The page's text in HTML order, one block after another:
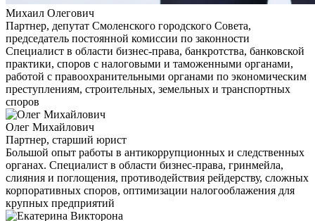
Михаил Олегович
Партнер, депутат Смоленского городского Совета,
председатель постоянной комиссии по законности
Специалист в области бизнес-права, банкротства, банковской
практики, споров с налоговыми и таможенными органами,
работой с правоохранительными органами по экономическим
преступлениям, строительных, земельных и транспортных
споров
Олег Михайлович
Партнер, старший юрист
Большой опыт работы в антикоррупционных и следственных
органах. Специалист в области бизнес-права, гринмейла,
слияния и поглощения, противодействия рейдерству, сложных
корпоративных споров, оптимизации налогооблажения для
крупных предприятий